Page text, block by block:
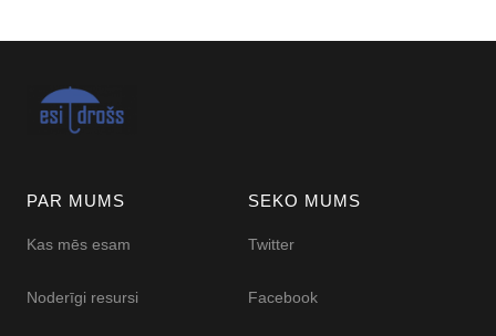
PAR MUMS
Kas mēs esam
Noderīgi resursi
SEKO MUMS
Twitter
Facebook